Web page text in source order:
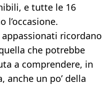
e tutte le 16
l’occasione.
ricordano
che potrebbe
a comprendere, in
anche un po’ della